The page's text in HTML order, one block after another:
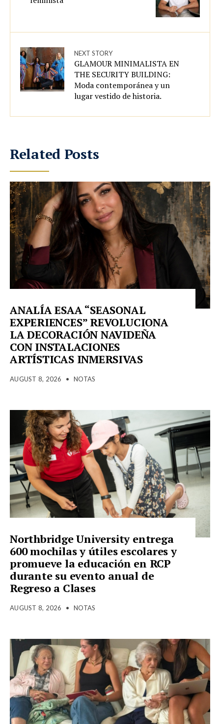
NEXT STORY
GLAMOUR MINIMALISTA EN
THE SECURITY BUILDING:
Moda contemporánea y un
lugar vestido de historia.
Related Posts
ANALÍA ESAA “SEASONAL
EXPERIENCES” REVOLUCIONA
LA DECORACIÓN NAVIDEÑA
CON INSTALACIONES
ARTÍSTICAS INMERSIVAS
AUGUST 8, 2026 • NOTAS
Northbridge University entrega
600 mochilas y útiles escolares y
promueve la educación en RCP
durante su evento anual de
Regreso a Clases
AUGUST 8, 2026 • NOTAS